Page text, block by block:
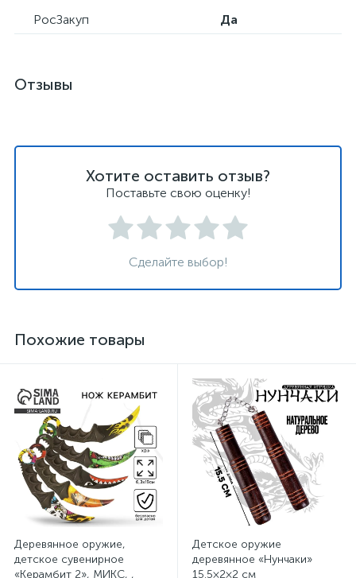
РосЗакуп Да
Отзывы
Хотите оставить отзыв?
Поставьте свою оценку!
Сделайте выбор!
Похожие товары
Деревянное оружие,
детское сувенирное
«Керамбит 2», МИКС, ,
Детское оружие
деревянное «Нунчаки»
15.5×2×2 см